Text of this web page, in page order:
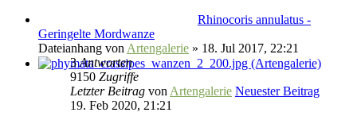
Rhinocoris annulatus -
Geringelte Mordwanze
Dateianhang von Artengalerie » 18. Jul 2017, 22:21
3Antworten
9150 Zugriffe
Letzter Beitrag von Artengalerie Neuester Beitrag
19. Feb 2020, 21:21